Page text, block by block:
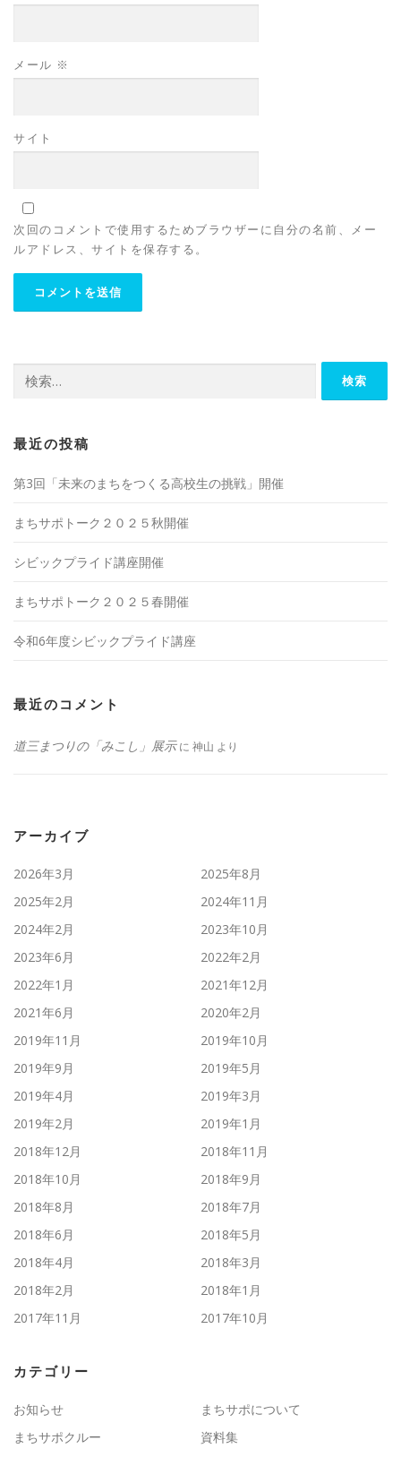
メール ※
サイト
次回のコメントで使用するためブラウザーに自分の名前、メー
ルアドレス、サイトを保存する。
索:
最近の投稿
第3回「未来のまちをつくる高校生の挑戦」開催
まちサポトーク２０２５秋開催
シビックプライド講座開催
まちサポトーク２０２５春開催
令和6年度シビックプライド講座
最近のコメント
道三まつりの「みこし」展示に 神山 より
アーカイブ
2026年3月
2025年8月
2025年2月
2024年11月
2024年2月
2023年10月
2023年6月
2022年2月
2022年1月
2021年12月
2021年6月
2020年2月
2019年11月
2019年10月
2019年9月
2019年5月
2019年4月
2019年3月
2019年2月
2019年1月
2018年12月
2018年11月
2018年10月
2018年9月
2018年8月
2018年7月
2018年6月
2018年5月
2018年4月
2018年3月
2018年2月
2018年1月
2017年11月
2017年10月
カテゴリー
お知らせ
まちサポについて
まちサポクルー
資料集